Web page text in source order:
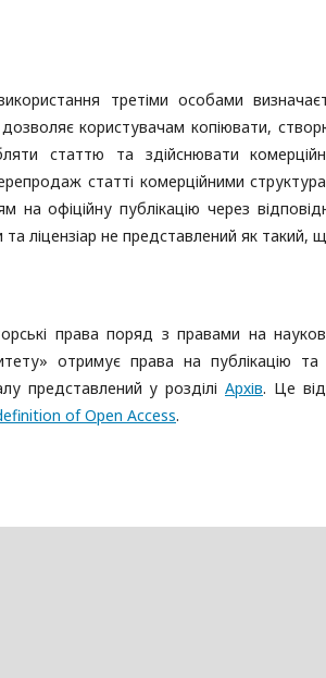
третіми особами
користувачам копіювати,
статтю та здійснювати
статті комерційними
на офіційну публікацію через
та ліцензіар не представлений як
права поряд з правами на
отримує права на публікацію
представлений у розділі Архів. Це
of Open Access.